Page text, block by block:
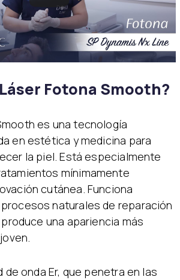
Fotona Smooth?
es una tecnología
en estética y medicina para
la piel. Está especialmente
mínimamente
cutánea. Funciona
naturales de reparación
una apariencia más
de onda Er, que penetra en las